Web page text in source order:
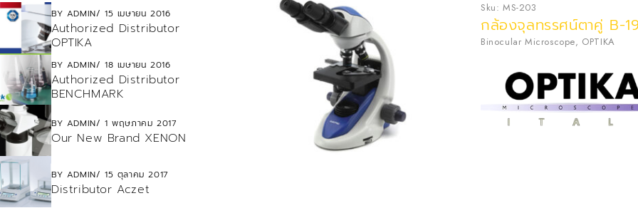
BY ADMIN 15 เมษายน 2016
Authorized Distributor
OPTIKA
BY ADMIN 18 เมษายน 2016
Authorized Distributor
BENCHMARK
BY ADMIN 1 พฤษภาคม 2017
Our New Brand XENON
BY ADMIN 15 ตุลาคม 2017
Distributor Aczet
Sku: MS-203
กล้องจุลทรรศน์ตาคู่ B-
Binocular Microscope, OPTIKA